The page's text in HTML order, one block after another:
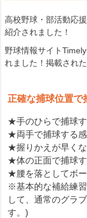
高校野球・部活動応
紹介されました！
野球情報サイト
れました！掲載され
正確な捕球位置で
★手のひらで捕球
★両手で捕球する感
★握りかえが早く
★体の正面で捕球
★腰を落としてボ
※基本的な補給練
して、通常のグラ
す。)